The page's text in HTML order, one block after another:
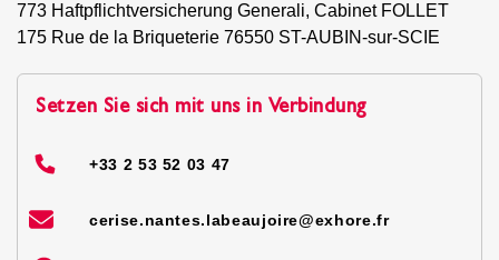
773 Haftpflichtversicherung Generali, Cabinet FOLLET
175 Rue de la Briqueterie 76550 ST-AUBIN-sur-SCIE
Setzen Sie sich mit uns in Verbindung
+33 2 53 52 03 47
cerise.nantes.labeaujoire@exhore.fr